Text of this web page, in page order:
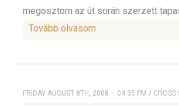
megosztom az út során szerzett
Tovább olvasom
FRIDAY AUGUST 8TH, 2008 – 04:35 PM / CROSS